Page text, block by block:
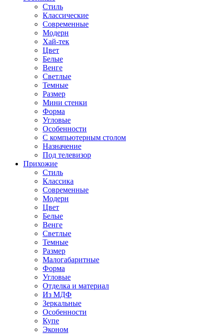
Стиль
Классические
Современные
Модерн
Хай-тек
Цвет
Белые
Венге
Светлые
Темные
Размер
Мини стенки
Форма
Угловые
Особенности
С компьютерным столом
Назначение
Под телевизор
Прихожие
Стиль
Классика
Современные
Модерн
Цвет
Белые
Венге
Светлые
Темные
Размер
Малогабаритные
Форма
Угловые
Отделка и материал
Из МДФ
Зеркальные
Особенности
Купе
Эконом